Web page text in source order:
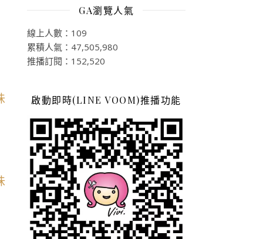
GA瀏覽人氣
線上人數：109
累積人氣：47,505,980
推播訂閱：152,520
啟動即時(LINE VOOM)推播功能